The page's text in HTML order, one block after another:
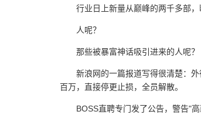
行业日上新量从巅峰的两千多部，
人呢？
那些被暴富神话吸引进来的人呢？
新浪网的一篇报道写得很清楚：
百万，直接停更止损，全员解散。
BOSS直聘专门发了公告，警告"